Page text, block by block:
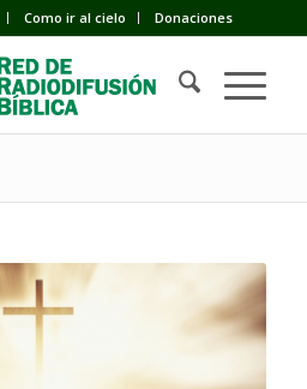
Como ir al cielo Donaciones